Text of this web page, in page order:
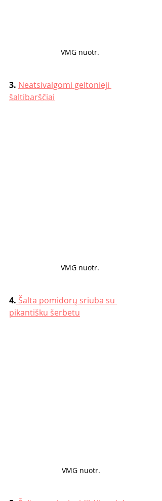
VMG nuotr.
3. Neatsivalgomi geltonieji
šaltibarščiai
VMG nuotr.
4. Šalta pomidorų sriuba su
pikantišku šerbetu
VMG nuotr.